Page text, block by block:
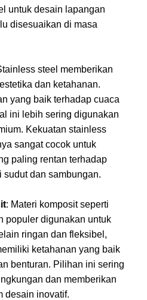
untuk desain lapangan
disesuaikan di masa
steel memberikan
dan ketahanan.
yang baik terhadap cuaca
ini lebih sering digunakan
Kekuatan stainless
sangat cocok untuk
paling rentan terhadap
sudut dan sambungan.
: Materi komposit seperti
populer digunakan untuk
ringan dan fleksibel,
ketahanan yang baik
benturan. Pilihan ini sering
dan memberikan
desain inovatif.